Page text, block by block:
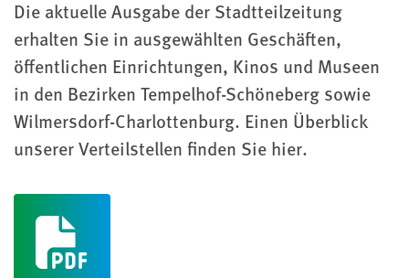
Die aktuelle Ausgabe der Stadtteilzeitung
erhalten Sie in ausgewählten Geschäften,
öffentlichen Einrichtungen, Kinos und Museen
in den Bezirken Tempelhof-Schöneberg sowie
Wilmersdorf-Charlottenburg. Einen Überblick
unserer Verteilstellen finden Sie hier.